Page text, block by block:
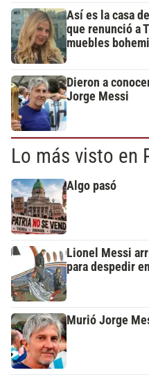
Así es la casa
que renunció a
muebles
Dieron a
Jorge Messi
Lo más visto en
Algo pasó
Lionel Messi
para despedir
Murió Jorge